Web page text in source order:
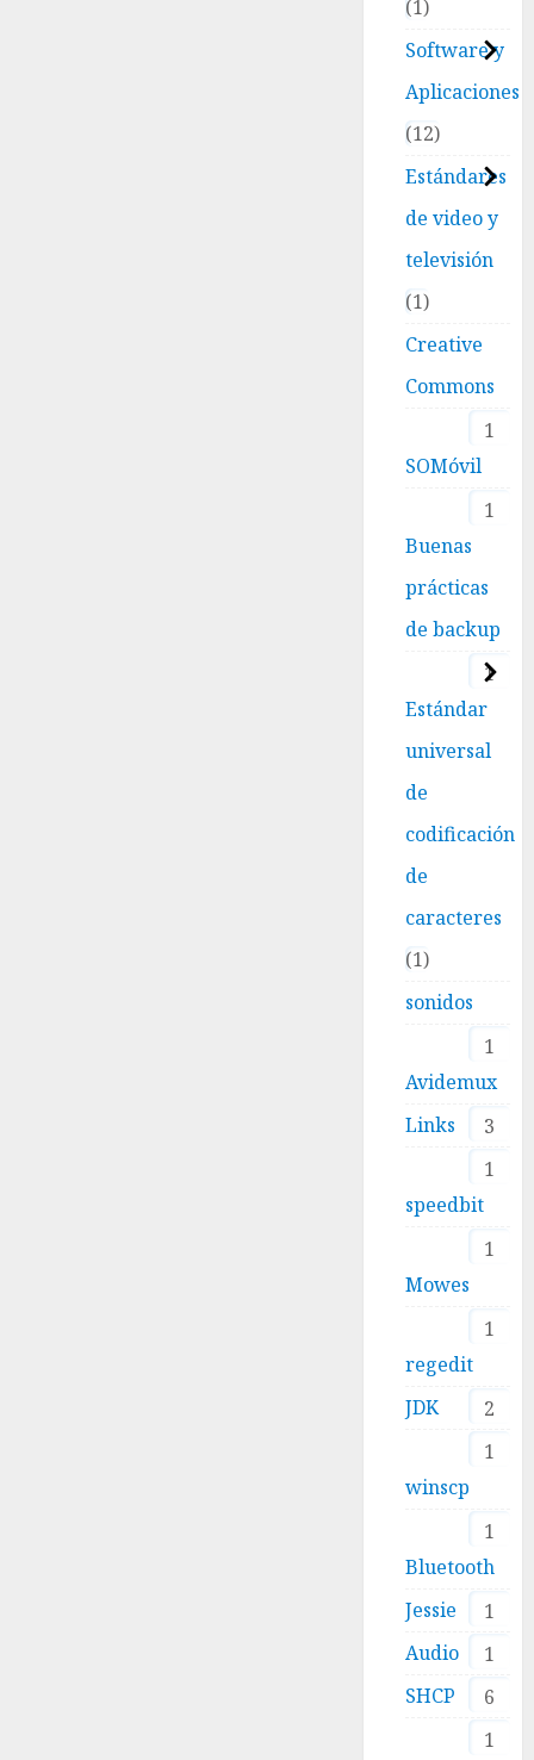
1
Software y
Aplicaciones
12
Estándares
de video y
televisión
1
Creative
Commons
1
SOMóvil
1
Buenas
prácticas
de backup
1
Estándar
universal
de
codificación
de
caracteres
1
sonidos
1
Avidemux
3
Links
1
speedbit
1
Mowes
1
regedit
2
JDK
1
winscp
1
Bluetooth
1
Jessie
1
Audio
6
SHCP
1